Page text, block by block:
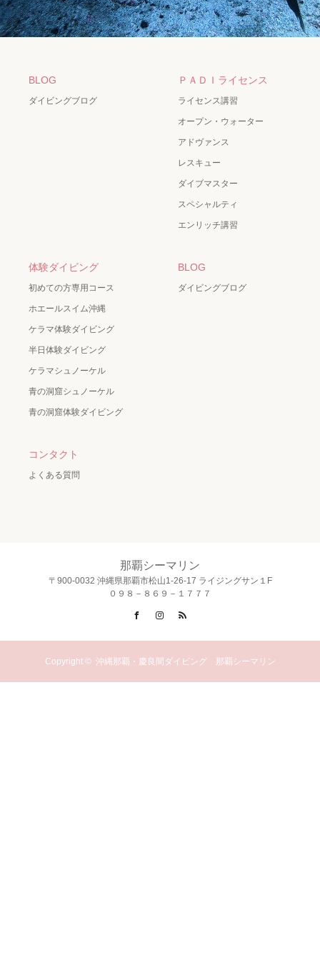
BLOG
ダイビングブログ
ＰＡＤＩライセンス
ライセンス講習
オープン・ウォーター
アドヴァンス
レスキュー
ダイブマスター
スペシャルティ
エンリッチ講習
体験ダイビング
初めての方専用コース
ホエールスイム沖縄
ケラマ体験ダイビング
半日体験ダイビング
ケラマシュノーケル
青の洞窟シュノーケル
青の洞窟体験ダイビング
BLOG
ダイビングブログ
コンタクト
よくある質問
那覇シーマリン
〒900-0032 沖縄県那覇市松山1-26-17 ライジングサン１F
０９８－８６９－１７７７
FacebookInstagram
Copyright © 沖縄那覇・慶良間ダイビング 那覇シーマリン